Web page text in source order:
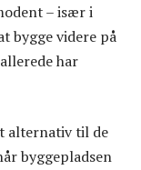
– især i
bygge videre på
har
alternativ til de
byggepladsen